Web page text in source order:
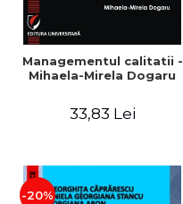
Managementul calitatii -
Mihaela-Mirela Dogaru
33,83 Lei
-20%